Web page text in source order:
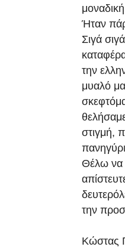
Ήταν
Σιγά
την
μυαλό
στιγμή,
Θέλω να
την
Κώστας